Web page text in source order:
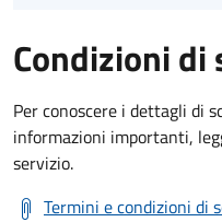
Condizioni di
Per conoscere i dettagli di
informazioni importanti,
servizio.
Termini e condizioni di